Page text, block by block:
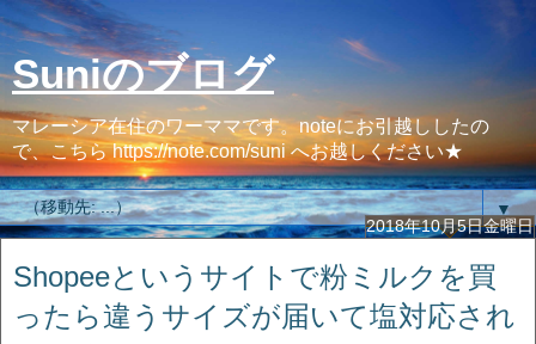
Suniのブログ
マレーシア在住のワーママです。noteにお引越ししたの
で、こちら https://note.com/suni へお越しください★
▼
2018年10月5日金曜日
Shopeeというサイトで粉ミルクを買
ったら違うサイズが届いて塩対応され